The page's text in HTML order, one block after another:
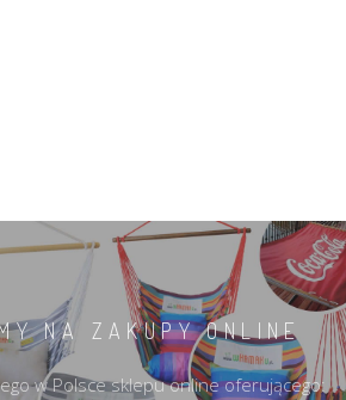
NA ZAKUPY ONLINE
w Polsce sklepu online oferującego: